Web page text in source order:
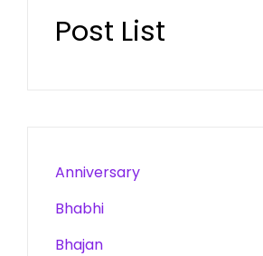
Post List
Anniversary
Bhabhi
Bhajan